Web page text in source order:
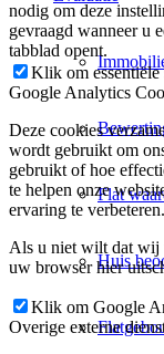
Flat
Huis
nodig om deze
gevraagd wanneer u
tabblad opent.
Klik om essentiële
Google Analytics
Deze cookies
wordt gebruikt om
gebruikt of hoe
te helpen onze
ervaring te verbeteren.
Als u niet wilt dat wij
uw browser hier
Klik om Google
Overige externe